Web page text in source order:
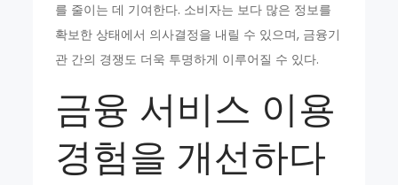
를 줄이는 데 기여한다. 소비자는 보다 많은 정보를
확보한 상태에서 의사결정을 내릴 수 있으며, 금융기
관 간의 경쟁도 더욱 투명하게 이루어질 수 있다.
금융 서비스 이용
경험을 개선하다